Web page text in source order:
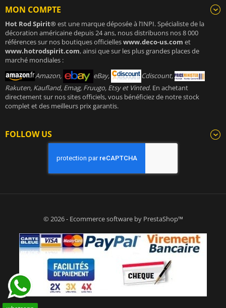
MON COMPTE
Hot Rod Spirit®est une marque déposée à l’INPI. Spécialiste de la
décoration américaine depuis 24 ans, nous distribuons nos 8 000
références sur nos boutiques officielleswww.deco-us.com et
www.hotrodspirit.com, ainsi que sur les plus grandes places de
marché mondiales :
Amazon,
eBay,
Cdiscount,
Rakuten, Kaufland, Emag, Fruugo, Etsy et Vinted. En achetant
directement sur nos sites officiels, vous bénéficiez de notre stock
complet et des meilleurs prix garantis.
FOLLOW US
© 2026 - Ecommerce software by PrestaShop™